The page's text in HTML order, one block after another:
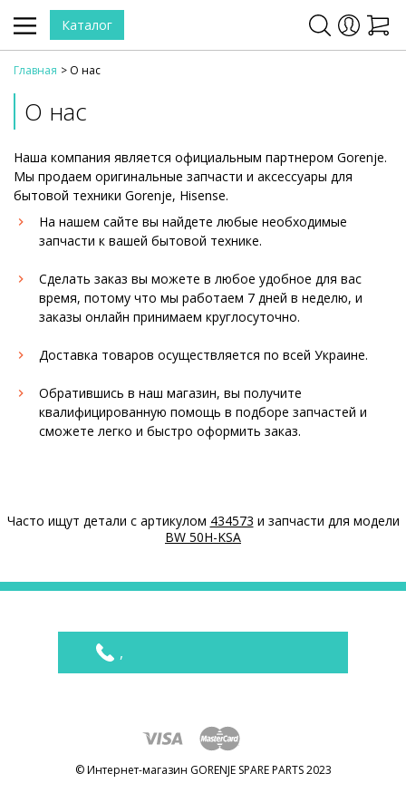
Каталог
Главная О нас
О нас
Наша компания является официальным партнером Gorenje.
Мы продаем оригинальные запчасти и аксессуары для
бытовой техники Gorenje, Hisense.
На нашем сайте вы найдете любые необходимые
запчасти к вашей бытовой технике.
Сделать заказ вы можете в любое удобное для вас
время, потому что мы работаем 7 дней в неделю, и
заказы онлайн принимаем круглосуточно.
Доставка товаров осуществляется по всей Украине.
Обратившись в наш магазин, вы получите
квалифицированную помощь в подборе запчастей и
сможете легко и быстро оформить заказ.
Часто ищут детали с артикулом 434573 и запчасти для модели
BW 50H-KSA
,
© Интернет-магазин GORENJE SPARE PARTS 2023